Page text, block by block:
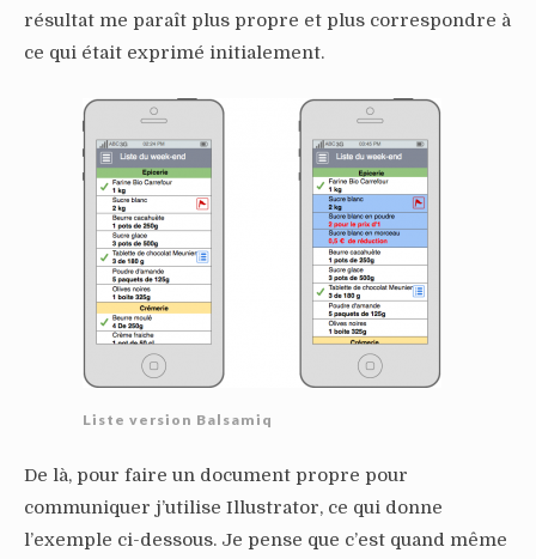
résultat me paraît plus propre et plus correspondre à
ce qui était exprimé initialement.
Liste version Balsamiq
De là, pour faire un document propre pour
communiquer j’utilise Illustrator, ce qui donne
l’exemple ci-dessous. Je pense que c’est quand même